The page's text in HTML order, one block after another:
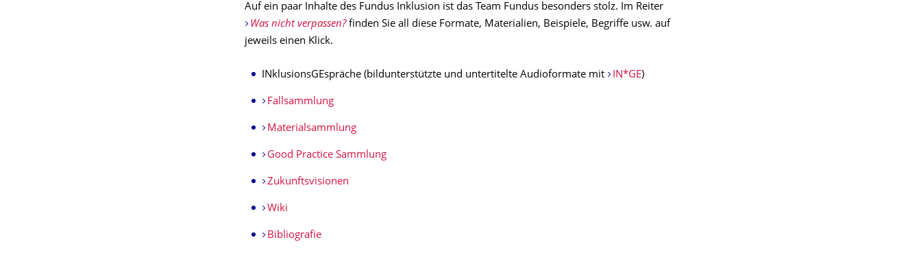
Auf ein paar Inhalte des Fundus Inklusion ist das Team Fundus besonders stolz. Im Reiter
Was nicht verpassen?finden Sie all diese Formate, Materialien, Beispiele, Begriffe usw. auf
jeweils einen Klick.
INklusionsGEspräche (bildunterstützte und untertitelte Audioformate mit IN*GE)
Fallsammlung
Materialsammlung
Good Practice Sammlung
Zukunftsvisionen
Wiki
Bibliografie